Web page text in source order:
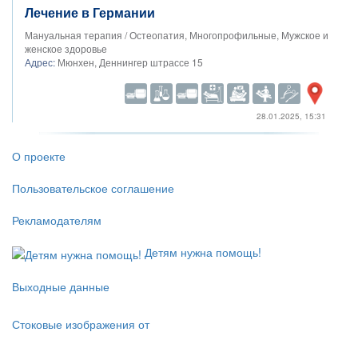
Лечение в Германии
Мануальная терапия / Остеопатия, Многопрофильные, Мужское и
женское здоровье
Адрес: Мюнхен, Деннингер штрассе 15
28.01.2025, 15:31
О проекте
Пользовательское соглашение
Рекламодателям
Детям нужна помощь!
Выходные данные
Стоковые изображения от